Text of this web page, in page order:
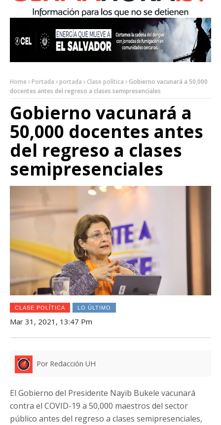
Home Portada portada Clase política
Gobierno vacunará a 50,000
docentes antes del regreso a clases semipresenciales
Gobierno vacunará a
50,000 docentes antes
del regreso a clases
semipresenciales
CLASE POLÍTICA LO ÚLTIMO
Mar 31, 2021, 13:47 Pm
Por Redacción UH
El Gobierno del Presidente Nayib Bukele vacunará
contra el COVID-19 a 50,000 maestros del sector
público antes del regreso a clases semipresenciales,